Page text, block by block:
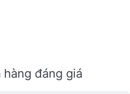
hàng đáng giá